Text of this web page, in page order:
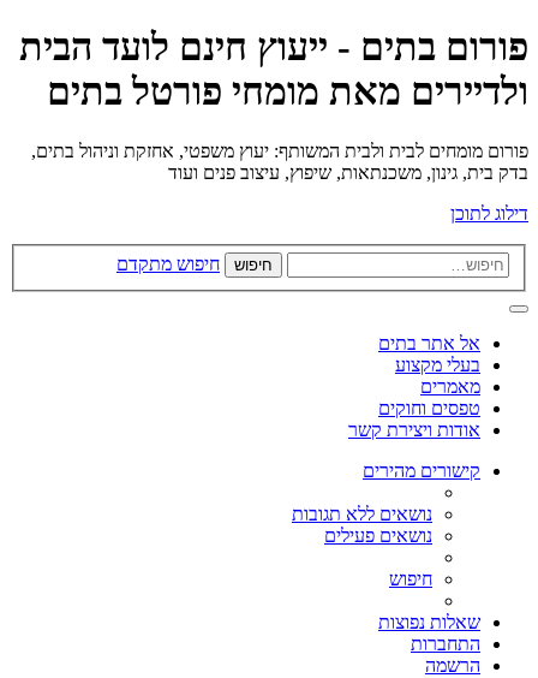
פורום בתים - ייעוץ חינם לועד הבית
ולדיירים מאת מומחי פורטל בתים
פורום מומחים לבית ולבית המשותף: יעוץ משפטי, אחזקת וניהול בתים,
בדק בית, גינון, משכנתאות, שיפוץ, עיצוב פנים ועוד
דילוג לתוכן
חיפוש חיפוש מתקדם
אל אתר בתים
בעלי מקצוע
מאמרים
טפסים וחוקים
אודות ויצירת קשר
קישורים מהירים
נושאים ללא תגובות
נושאים פעילים
חיפוש
שאלות נפוצות
התחברות
הרשמה